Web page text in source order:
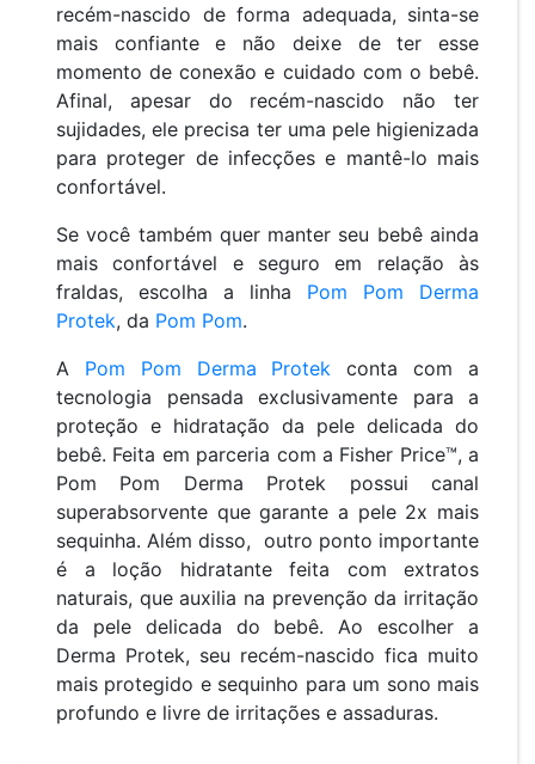
recém-nascido de forma adequada, sinta-se
mais confiante e não deixe de ter esse
momento de conexão e cuidado com o bebê.
Afinal, apesar do recém-nascido não ter
sujidades, ele precisa ter uma pele higienizada
para proteger de infecções e mantê-lo mais
confortável.
Se você também quer manter seu bebê ainda
mais confortável e seguro em relação às
fraldas, escolha a linha Pom Pom Derma
Protek, da Pom Pom.
A Pom Pom Derma Protek conta com a
tecnologia pensada exclusivamente para a
proteção e hidratação da pele delicada do
bebê. Feita em parceria com a Fisher Price™, a
Pom Pom Derma Protek possui canal
superabsorvente que garante a pele 2x mais
sequinha. Além disso, outro ponto importante
é a loção hidratante feita com extratos
naturais, que auxilia na prevenção da irritação
da pele delicada do bebê. Ao escolher a
Derma Protek, seu recém-nascido fica muito
mais protegido e sequinho para um sono mais
profundo e livre de irritações e assaduras.